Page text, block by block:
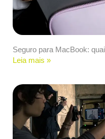
Seguro para MacBook:
Leia mais »